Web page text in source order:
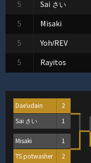
5 Sai さい
5 Misaki
5 Yoh/REV
5 Rayitos
Dae'udain 2
Sai さい 1
Misaki 1
TS potwasher 2